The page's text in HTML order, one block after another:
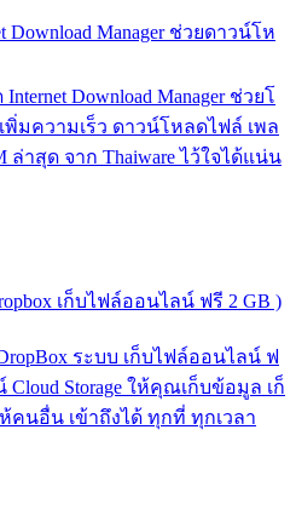
Download Manager ช่วยดาวน์โห
Download Manager ช่วยโ
พิ่มความเร็ว ดาวน์โหลดไฟล์ เพล
าสุด จาก Thaiware ไว้ใจได้แน่น
เก็บไฟล์ออนไลน์ ฟรี 2 GB )
ระบบ เก็บไฟล์ออนไลน์ ฟ
Storage ให้คุณเก็บข้อมูล เก็
คนอื่น เข้าถึงได้ ทุกที่ ทุกเวลา